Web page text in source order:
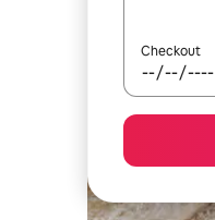
Checkout